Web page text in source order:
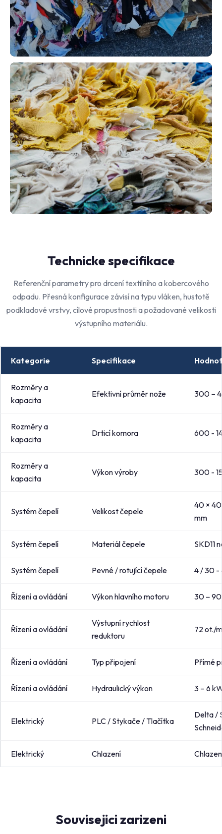
Technicke specifikace
Referenční parametry pro drcení textilního a kobercového
odpadu. Přesná konfigurace závisí na typu vláken, hustotě
podkladové vrstvy, cílové propustnosti a požadované velikosti
výstupního materiálu.
Kategorie Specifikace
Rozměry a
kapacita
Efektivní průměr nože 300 –
Rozměry a
kapacita
Drticí komora 600 -
Rozměry a
kapacita
Výkon výroby 300 -
Systém čepelí Velikost čepele
40 ×
mm
Systém čepelí Materiál čepele SKD11
Systém čepelí Pevné / rotující čepele 4 / 30 -
Řízení a ovládání Výkon hlavního motoru 30 –
Řízení a ovládání
Výstupní rychlost
reduktoru
72 ot./
Řízení a ovládání Typ připojení Přímé
Řízení a ovládání Hydraulický výkon 3 – 6
Elektrický PLC / Stykače / Tlačítka
Delta /
Elektrický Chlazení
Souvisejici zarizeni